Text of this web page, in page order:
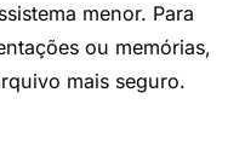
menor. Para
ou memórias,
mais seguro.